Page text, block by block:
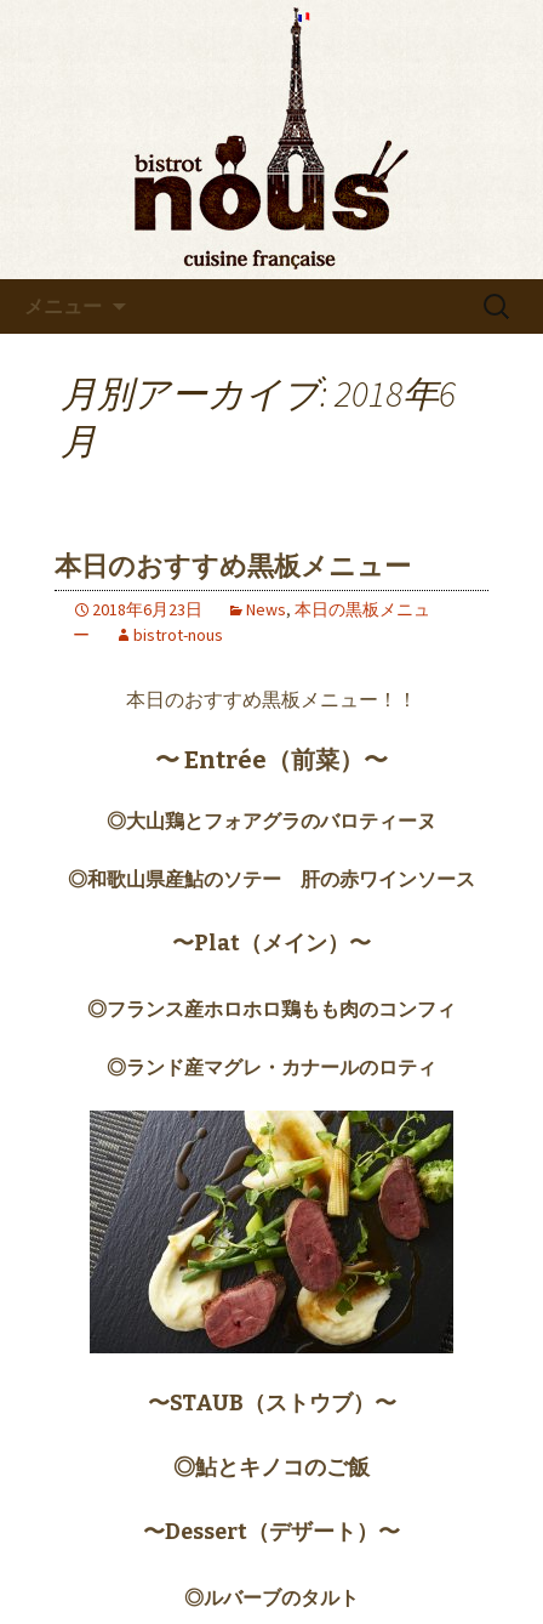
◆東京・秋葉原◆ビストロヌ
ー“bistrot nous”よりお知らせ
東京・秋葉原のビストロヌー“bistrot
nous”の最新情報をお知らせします。フ
レンチが美味しい当店の新メニューや
おすすめワインの入荷情報、メディア
情報などさまざまなお知らせをします
ので、ぜひご覧ください。
メニュー
検
月別アーカイブ: 2018年6
月
本日のおすすめ黒板メニュー
2018年6月23日 News, 本日の黒板メニュ
ー
bistrot-nous
本日のおすすめ黒板メニュー！！
〜 Entrée（前菜）〜
◎大山鶏とフォアグラのバロティーヌ
◎和歌山県産鮎のソテー 肝の赤ワインソース
〜Plat（メイン）〜
◎フランス産ホロホロ鶏もも肉のコンフィ
◎ランド産マグレ・カナールのロティ
〜STAUB（ストウブ）〜
◎鮎とキノコのご飯
〜Dessert（デザート）〜
◎ルバーブのタルト